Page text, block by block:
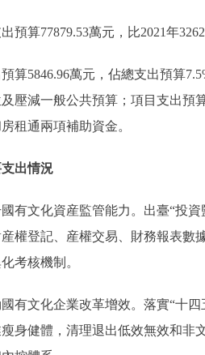
算77879.53萬元，比2021年
5846.96萬元，佔總支出預算
壓減一般公共預算；項目支出預
租通兩項補助資金。
出情況
文化資産監管能力。出臺“投資
權登記、産權交易、財務報表數
考核機制。
文化企業改革增效。落實“十四
身健體，清理退出低效無效和非